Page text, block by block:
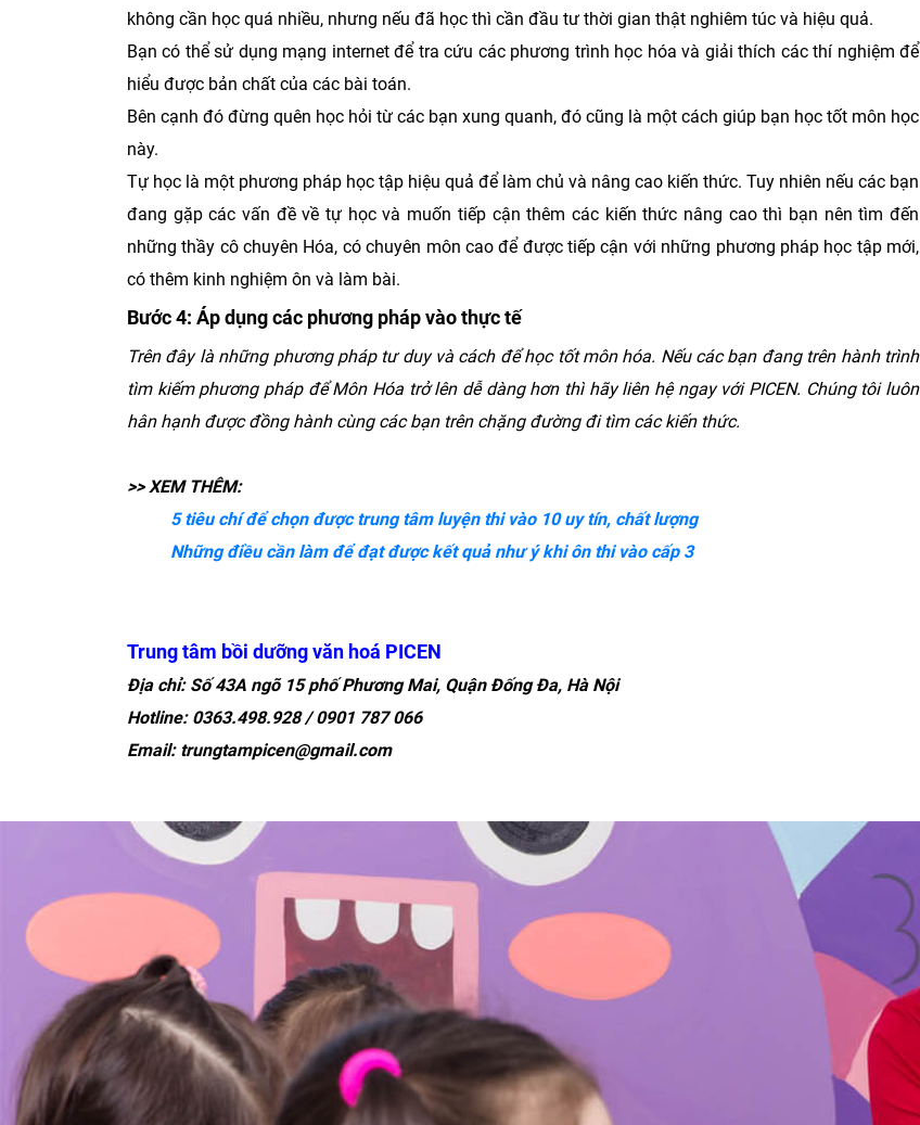
không cần học quá nhiều, nhưng nếu đã học thì cần đầu tư thời gian thật nghiêm túc và hiệu quả.
Bạn có thể sử dụng mạng internet để tra cứu các phương trình học hóa và giải thích các thí nghiệm để
hiểu được bản chất của các bài toán.
Bên cạnh đó đừng quên học hỏi từ các bạn xung quanh, đó cũng là một cách giúp bạn học tốt môn học
này.
Tự học là một phương pháp học tập hiệu quả để làm chủ và nâng cao kiến thức. Tuy nhiên nếu các bạn
đang gặp các vấn đề về tự học và muốn tiếp cận thêm các kiến thức nâng cao thì bạn nên tìm đến
những thầy cô chuyên Hóa, có chuyên môn cao để được tiếp cận với những phương pháp học tập mới,
có thêm kinh nghiệm ôn và làm bài.
Bước 4: Áp dụng các phương pháp vào thực tế
Trên đây là những phương pháp tư duy và cách để học tốt môn hóa. Nếu các bạn đang trên hành trình
tìm kiếm phương pháp để Môn Hóa trở lên dễ dàng hơn thì hãy liên hệ ngay với PICEN. Chúng tôi luôn
hân hạnh được đồng hành cùng các bạn trên chặng đường đi tìm các kiến thức.
>> XEM THÊM:
​5 tiêu chí để chọn được trung tâm luyện thi vào 10 uy tín, chất lượng
​Những điều cần làm để đạt được kết quả như ý khi ôn thi vào cấp 3
Trung tâm bồi dưỡng văn hoá PICEN
Địa chỉ: Số 43A ngõ 15 phố Phương Mai, Quận Đống Đa, Hà Nội
Hotline: 0363.498.928 / 0901 787 066
Email: trungtampicen@gmail.com